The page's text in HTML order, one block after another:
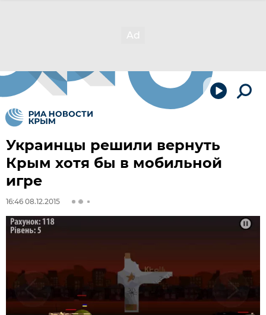
Украинцы решили вернуть
Крым хотя бы в мобильной
игре
16:46 08.12.2015